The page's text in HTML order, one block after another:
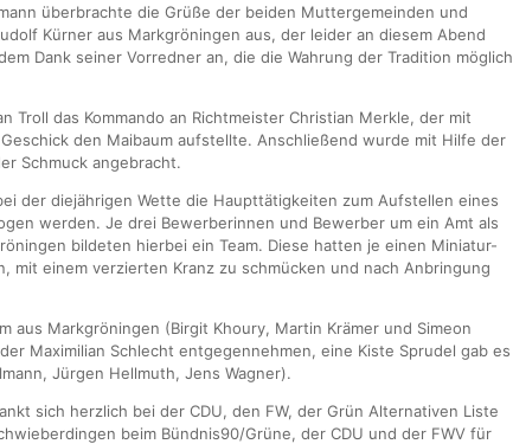
überbrachte die Grüße der beiden Muttergemeinden und
Kürner aus Markgröningen aus, der leider an diesem Abend
Dank seiner Vorredner an, die die Wahrung der Tradition möglich
Troll das Kommando an Richtmeister Christian Merkle, der mit
den Maibaum aufstellte. Anschließend wurde mit Hilfe der
Schmuck angebracht.
der diejährigen Wette die Haupttätigkeiten zum Aufstellen eines
werden. Je drei Bewerberinnen und Bewerber um ein Amt als
bildeten hierbei ein Team. Diese hatten je einen Miniatur-
mit einem verzierten Kranz zu schmücken und nach Anbringung
aus Markgröningen (Birgit Khoury, Martin Krämer und Simeon
Maximilian Schlecht entgegennehmen, eine Kiste Sprudel gab es
Jürgen Hellmuth, Jens Wagner).
sich herzlich bei der CDU, den FW, der Grün Alternativen Liste
beim Bündnis90/Grüne, der CDU und der FWV für